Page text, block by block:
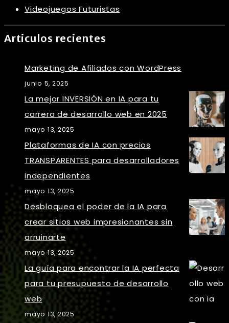
Videojuegos Futuristas
Articulos recientes
Marketing de Afiliados con WordPress
junio 5, 2025
La mejor INVERSIÓN en IA para tu
carrera de desarrollo web en 2025
mayo 13, 2025
Plataformas de IA con precios
TRANSPARENTES para desarrolladores
independientes
mayo 13, 2025
Desbloquea el poder de la IA para
crear sitios web impresionantes sin
arruinarte
mayo 13, 2025
La guía para encontrar la IA perfecta
para tu presupuesto de desarrollo
web
mayo 13, 2025